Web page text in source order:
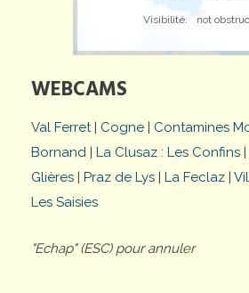
Visibilité: not
WEBCAMS
Val Ferret| Cogne | Contamines
Bornand | La Clusaz : Les Confins |
Glières | Praz de Lys | La Feclaz |
Les Saisies
"Echap" (ESC) pour annuler